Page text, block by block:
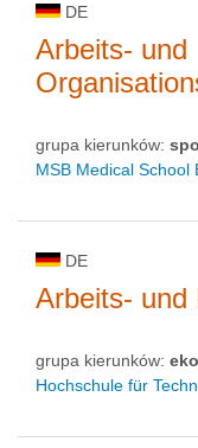
DE
Arbeits- und
grupa kierunków:
MSB Medical School
DE
Arbeits- und
grupa kierunków:
Hochschule für